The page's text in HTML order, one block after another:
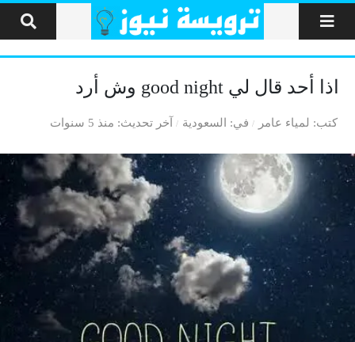
التخطي إلى المحتوى
اذا أحد قال لي good night وش أرد
كتب لمياء عامر في السعودية آخر تحديث منذ 5 سنوات